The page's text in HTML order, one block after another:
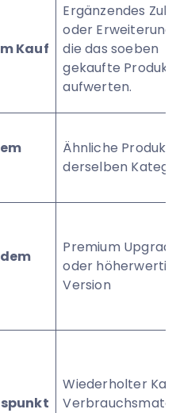
Kauf
Ergänzendes
oder Erweiterungen,
die das soeben
gekaufte Produkt
aufwerten.
Ähnliche Produkte in
derselben Kategorie
Premium Upgrade
oder höherwertige
Version
Wiederholter Kauf